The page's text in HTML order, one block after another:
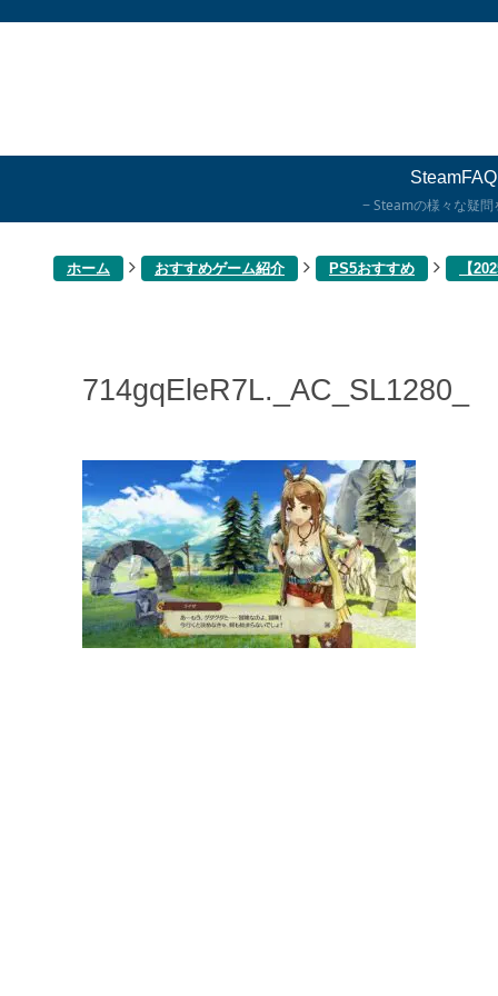
SteamFAQ
Steamの様々な疑問
ホーム おすすめゲーム紹介 PS5おすすめ 【
714gqEleR7L._AC_SL1280_